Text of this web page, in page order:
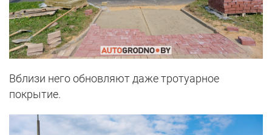
Вблизи него обновляют даже тротуарное
покрытие.